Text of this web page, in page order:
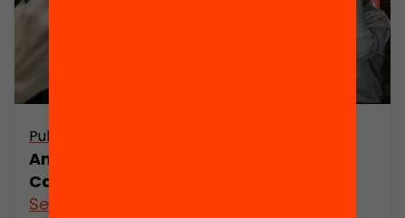
Publicació
Anuari 2020. L’estat de l’educació a
Catalunya
See more